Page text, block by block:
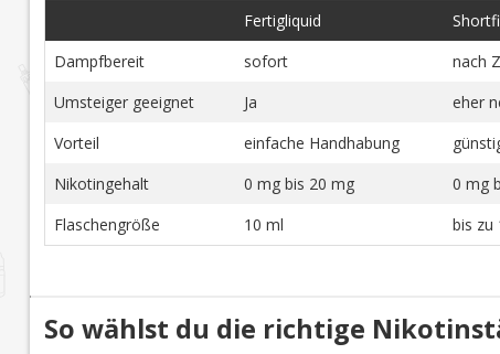
Fertigliquid
Dampfbereit
sofort nach
Umsteiger geeignet
Ja eher
Vorteil
einfache Handhabung
Nikotingehalt
0 mg bis 20 mg 0 mg
Flaschengröße
10 ml bis zu
So wählst du die richtige